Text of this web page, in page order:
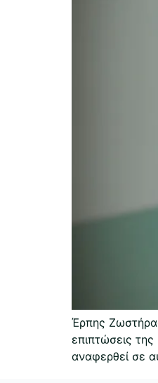
Έρπης
επιπτώσεις
αναφερθεί σε